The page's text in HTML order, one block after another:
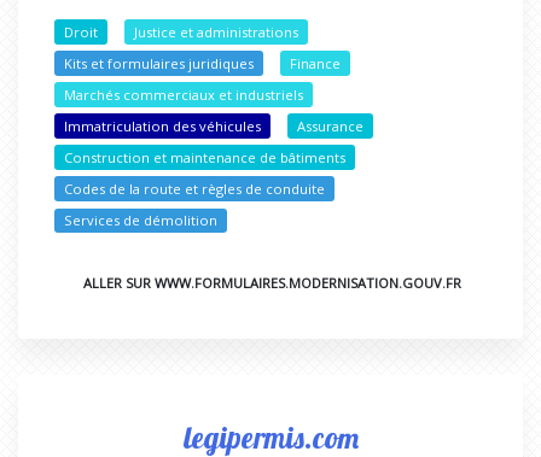
Droit
Justice et administrations
Kits et formulaires juridiques
Finance
Marchés commerciaux et industriels
Immatriculation des véhicules
Assurance
Construction et maintenance de bâtiments
Codes de la route et règles de conduite
Services de démolition
ALLER SUR WWW.FORMULAIRES.MODERNISATION.GOUV.FR
legipermis.com